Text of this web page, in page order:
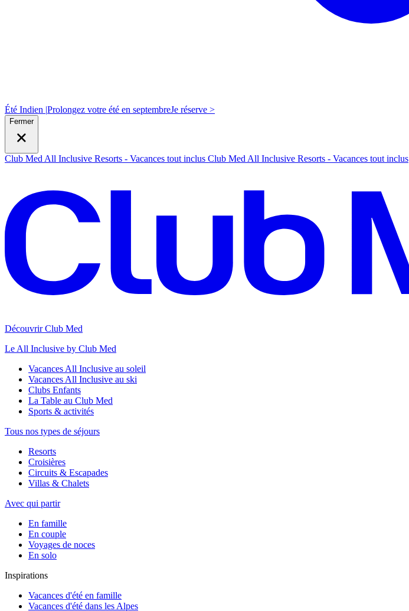
Été Indien |Prolongez votre été en septembreJe réserve >
Fermer
Club Med All Inclusive Resorts - Vacances tout inclus Club Med All Inclusive Resorts - Vacances tout inclus
Découvrir Club Med
Le All Inclusive by Club Med
Vacances All Inclusive au soleil
Vacances All Inclusive au ski
Clubs Enfants
La Table au Club Med
Sports & activités
Tous nos types de séjours
Resorts
Croisières
Circuits & Escapades
Villas & Chalets
Avec qui partir
En famille
En couple
Voyages de noces
En solo
Inspirations
Vacances d'été en famille
Vacances d'été dans les Alpes